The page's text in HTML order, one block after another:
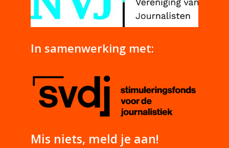
In samenwerking met:
Mis niets, meld je aan!